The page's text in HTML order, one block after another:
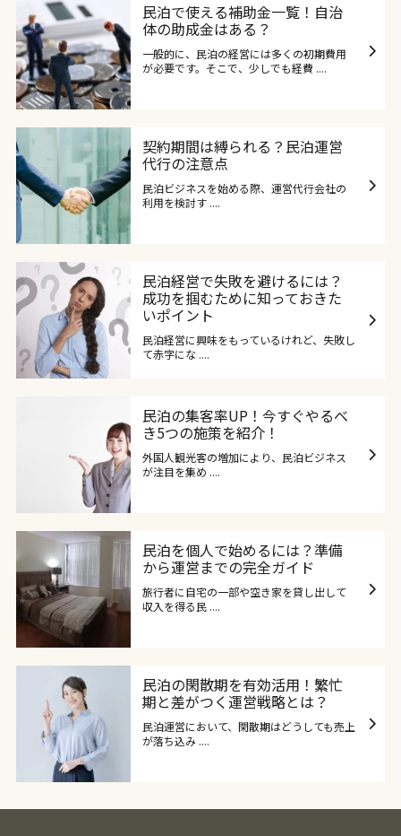
民泊で使える補助金一覧！自治
体の助成金はある？
一般的に、民泊の経営には多くの初期費用
が必要です。そこで、少しでも経費 ....
契約期間は縛られる？民泊運営
代行の注意点
民泊ビジネスを始める際、運営代行会社の
利用を検討す ....
民泊経営で失敗を避けるには？
成功を掴むために知っておきた
いポイント
民泊経営に興味をもっているけれど、失敗し
て赤字にな ....
民泊の集客率UP！今すぐやるべ
き5つの施策を紹介！
外国人観光客の増加により、民泊ビジネス
が注目を集め ....
民泊を個人で始めるには？準備
から運営までの完全ガイド
旅行者に自宅の一部や空き家を貸し出して
収入を得る民 ....
民泊の閑散期を有効活用！繁忙
期と差がつく運営戦略とは？
民泊運営において、閑散期はどうしても売上
が落ち込み ....